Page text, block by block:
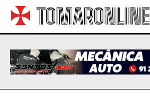
TOMARONLINE